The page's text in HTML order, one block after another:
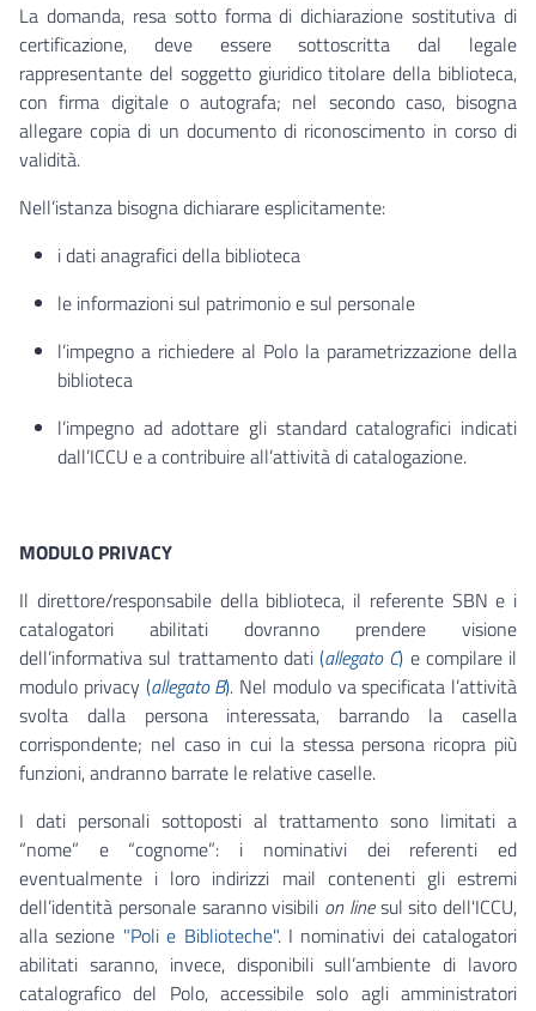
La domanda, resa sotto forma di dichiarazione sostitutiva di
certificazione, deve essere sottoscritta dal legale
rappresentante del soggetto giuridico titolare della biblioteca,
con firma digitale o autografa; nel secondo caso, bisogna
allegare copia di un documento di riconoscimento in corso di
validità.
Nell’istanza bisogna dichiarare esplicitamente:
i dati anagrafici della biblioteca
le informazioni sul patrimonio e sul personale
l’impegno a richiedere al Polo la parametrizzazione della
biblioteca
l’impegno ad adottare gli standard catalografici indicati
dall’ICCU e a contribuire all’attività di catalogazione.
MODULO PRIVACY
Il direttore/responsabile della biblioteca, il referente SBN e i
catalogatori abilitati dovranno prendere visione
dell’informativa sul trattamento dati (allegato C) e compilare il
modulo privacy (allegato B). Nel modulo va specificata l’attività
svolta dalla persona interessata, barrando la casella
corrispondente; nel caso in cui la stessa persona ricopra più
funzioni, andranno barrate le relative caselle.
I dati personali sottoposti al trattamento sono limitati a
“nome” e “cognome”: i nominativi dei referenti ed
eventualmente i loro indirizzi mail contenenti gli estremi
dell’identità personale saranno visibili on linesul sito dell'ICCU,
alla sezione "Poli e Biblioteche". I nominativi dei catalogatori
abilitati saranno, invece, disponibili sull’ambiente di lavoro
catalografico del Polo, accessibile solo agli amministratori